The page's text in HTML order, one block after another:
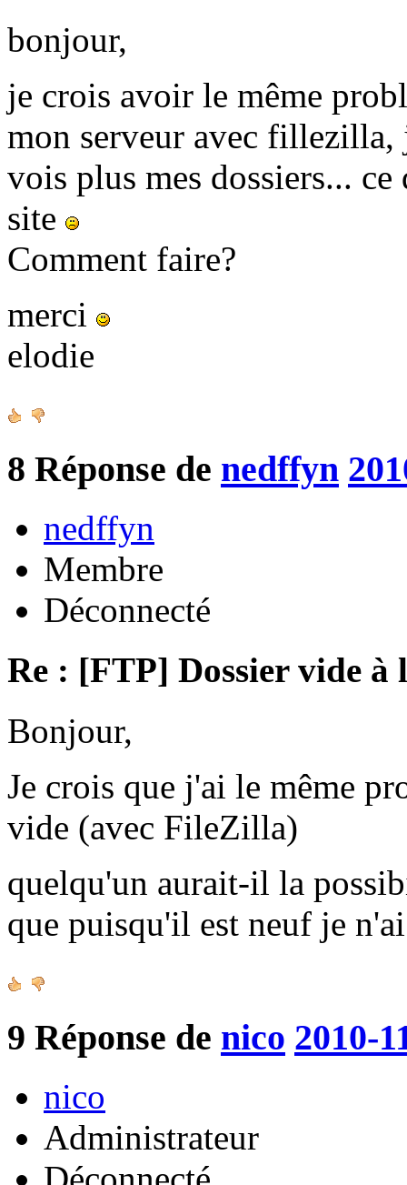
bonjour,
je crois avoir le même
mon serveur avec fillezilla,
vois plus mes dossiers...
site
Comment faire?
merci
elodie
8 Réponse de nedffyn
nedffyn
Membre
Déconnecté
Re : [FTP] Dossier vide à
Bonjour,
Je crois que j'ai le même
vide (avec FileZilla)
quelqu'un aurait-il la
que puisqu'il est neuf je
9 Réponse de nico 2010-
nico
Administrateur